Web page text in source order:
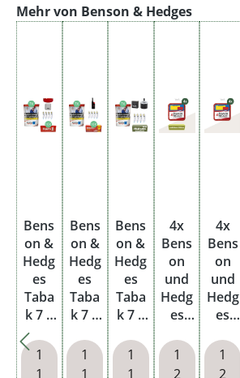
Produktgalerie überspringen
Mehr von Benson & Hedges
Bens
on &
Hedg
es
Taba
k 7 x
Beute
l mit
Mark
1
1
Bens
on &
Hedg
es
Taba
k 7 x
l mit
Plus
1
1
Bens
on &
Hedg
es
Taba
k 7 x
l mit
wähl
1
1
4x
Bens
on
und
Hedg
es
ment
abak
1
2
4x
Bens
on
und
Hedg
es
ment
abak
1
2